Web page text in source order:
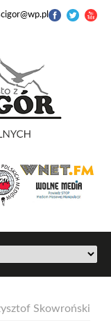
Skowroński